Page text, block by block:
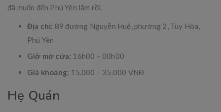
đã muốn đến Phú Yên lắm rồi.
Địa chỉ: 89 đường Nguyễn Huệ, phường 2, Tuy Hòa,
Phú Yên
Giờ mở cửa: 16h00 – 00h00
Giá khoảng: 15.000 – 35.000 VNĐ
Hẹ Quán